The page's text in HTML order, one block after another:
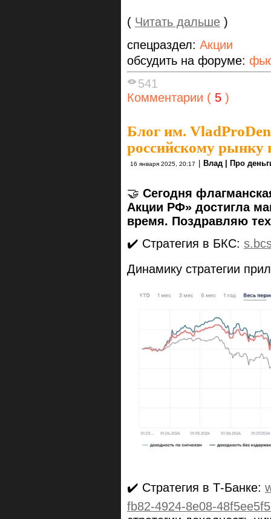
( Читать дальше )
спецраздел: Акции
обсудить на форуме:
541
Комментарии ( 5 )
Блог им.
российскому рынку
16 января 2025, 20:17 Влад | Про
🤝 Сегодня
Акции РФ» достигла
время. Поздравляю
✔️ Стратегия в БКС:
Динамику стратегии
✔️ Стратегия в Т-Банке:
fb82-4924-8e08-